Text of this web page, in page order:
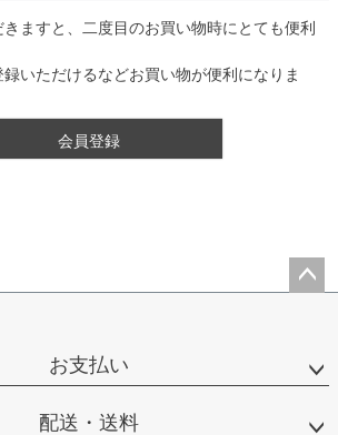
ますと、二度目のお買い物時にとても便利
いただけるなどお買い物が便利になりま
会員登録
お支払い
配送・送料